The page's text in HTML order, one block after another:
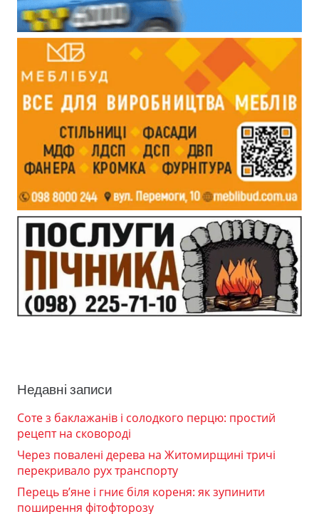
Недавні записи
Соте з баклажанів і солодкого перцю: простий
рецепт на сковороді
Через повалені дерева на Житомирщині тричі
перекривало рух транспорту
Перець в’яне і гниє біля кореня: як зупинити
поширення фітофторозу